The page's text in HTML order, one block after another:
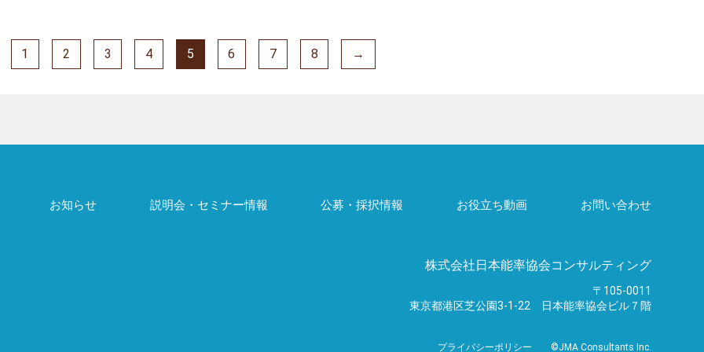
1 2 3 4 5 6 7 8 →
お知らせ 説明会・セミナー情報 公募・採択情報 お役立ち動画 お問い合わせ
株式会社日本能率協会コンサルティング
〒105-0011
東京都港区芝公園3-1-22日本能率協会ビル７階
プライバシーポリシー ©JMA Consultants Inc.